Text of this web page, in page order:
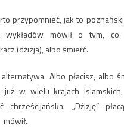
przypomnieć, jak to
mówił o tym, co
(dżizja), albo śmierć.
Albo płacisz, albo
już w wielu krajach
chrześcijańska. „Dżizję”